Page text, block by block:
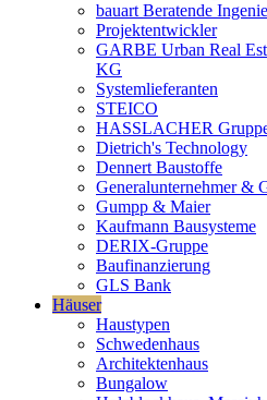
bauart Beratende
Projektentwickler
GARBE Urban Real
KG
Systemlieferanten
STEICO
HASSLACHER
Dietrich's Technology
Dennert Baustoffe
Generalunternehmer &
Gumpp & Maier
Kaufmann Bausysteme
DERIX-Gruppe
Baufinanzierung
GLS Bank
Häuser
Haustypen
Schwedenhaus
Architektenhaus
Bungalow